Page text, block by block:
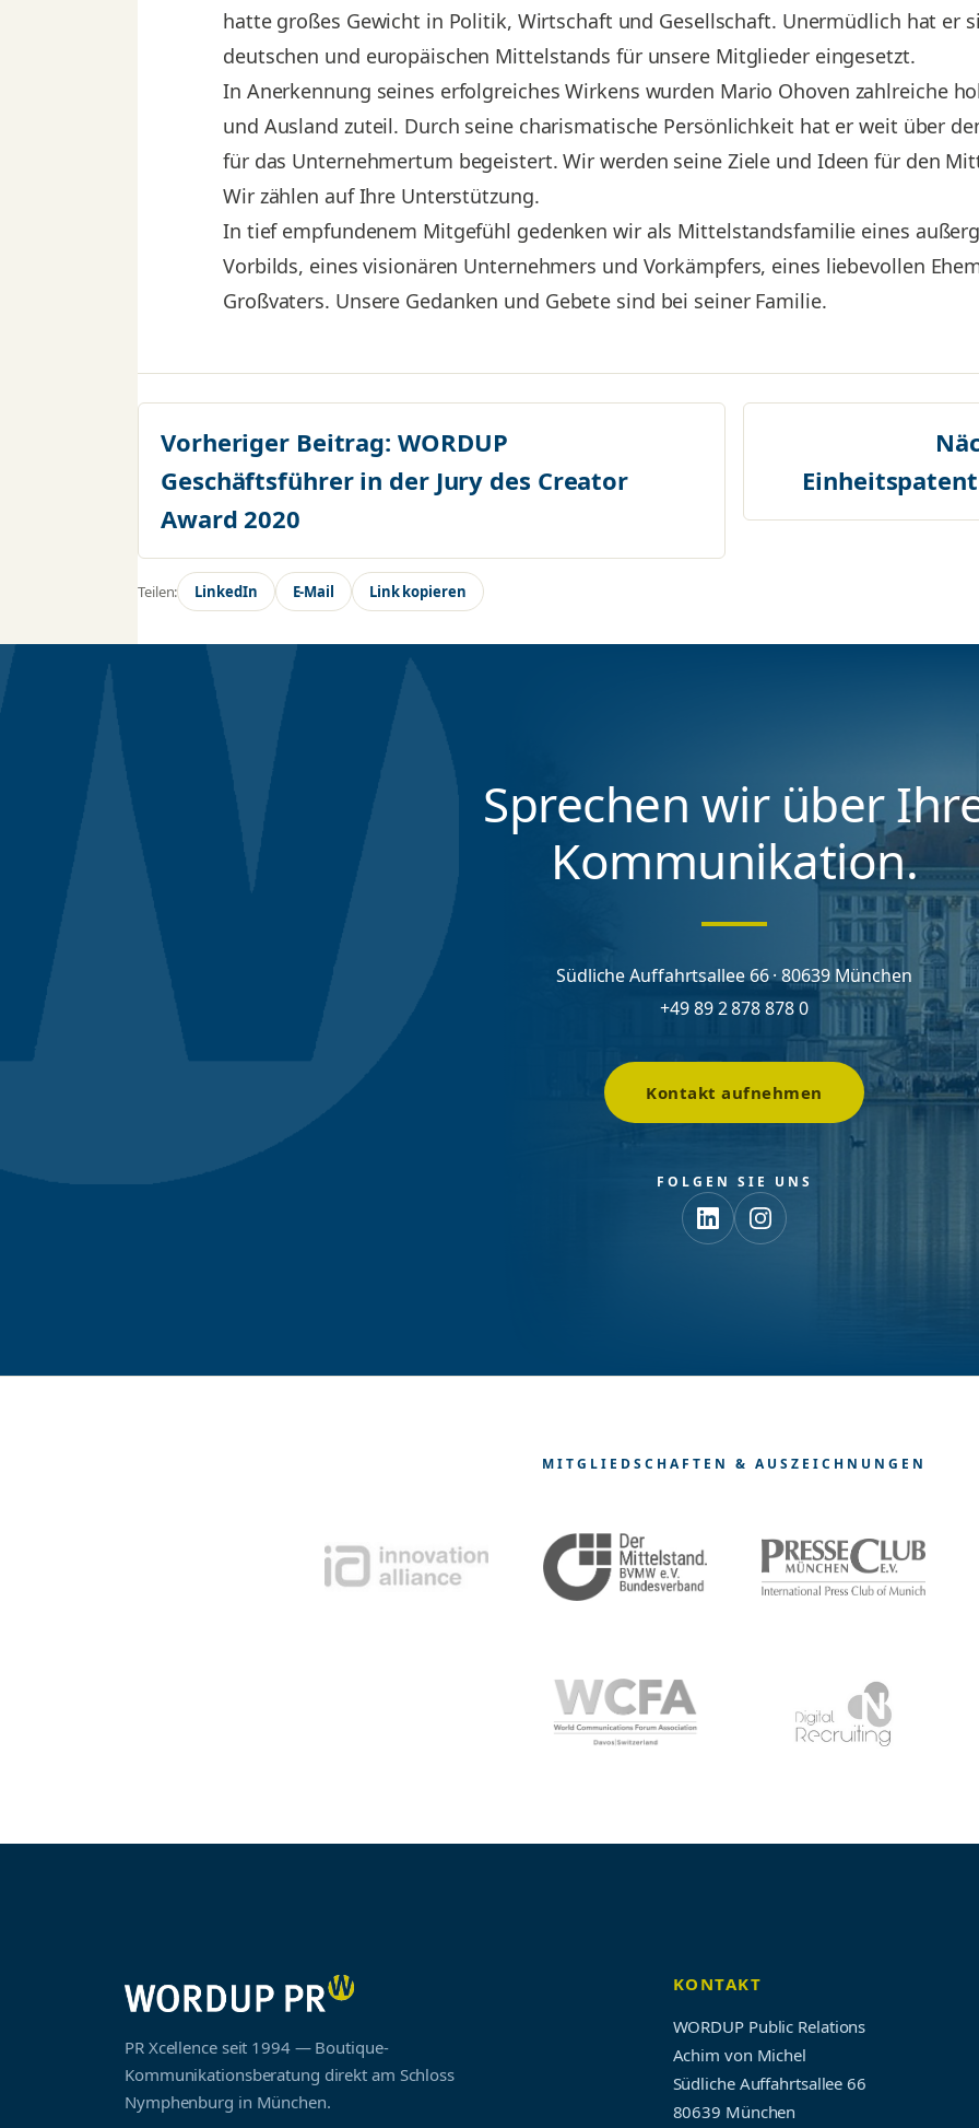
hatte großes Gewicht in Politik, Wirtschaft und Gesellschaft. Unermüdlich hat er
deutschen und europäischen Mittelstands für unsere Mitglieder eingesetzt.
In Anerkennung seines erfolgreiches Wirkens wurden Mario Ohoven zahlreiche
und Ausland zuteil. Durch seine charismatische Persönlichkeit hat er weit über
für das Unternehmertum begeistert. Wir werden seine Ziele und Ideen für den
Wir zählen auf Ihre Unterstützung.
In tief empfundenem Mitgefühl gedenken wir als Mittelstandsfamilie eines
Vorbilds, eines visionären Unternehmers und Vorkämpfers, eines liebevollen
Großvaters. Unsere Gedanken und Gebete sind bei seiner Familie.
Vorheriger Beitrag: WORDUP
Geschäftsführer in der Jury des Creator
Award 2020
Teilen: LinkedIn E-Mail Link kopieren
Sprechen wir über
Kommunikation.
Südliche Auffahrtsallee 66 · 80639 München
+49 89 2 878 878 0
Kontakt aufnehmen
FOLGEN SIE UNS
MITGLIEDSCHAFTEN & AUSZEICHNUNGEN
PR Xcellence seit 1994 — Boutique-
Kommunikationsberatung direkt am Schloss
Nymphenburg in München.
KONTAKT
WORDUP Public Relations
Achim von Michel
Südliche Auffahrtsallee 66
80639 München